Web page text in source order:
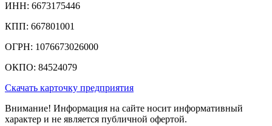
ИНН: 6673175446
КПП: 667801001
ОГРН: 1076673026000
ОКПО: 84524079
Скачать карточку предприятия
Внимание! Информация на сайте носит информативный
характер и не является публичной офертой.